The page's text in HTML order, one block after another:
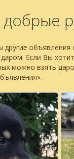
другие объявления
Если Вы
можно взять